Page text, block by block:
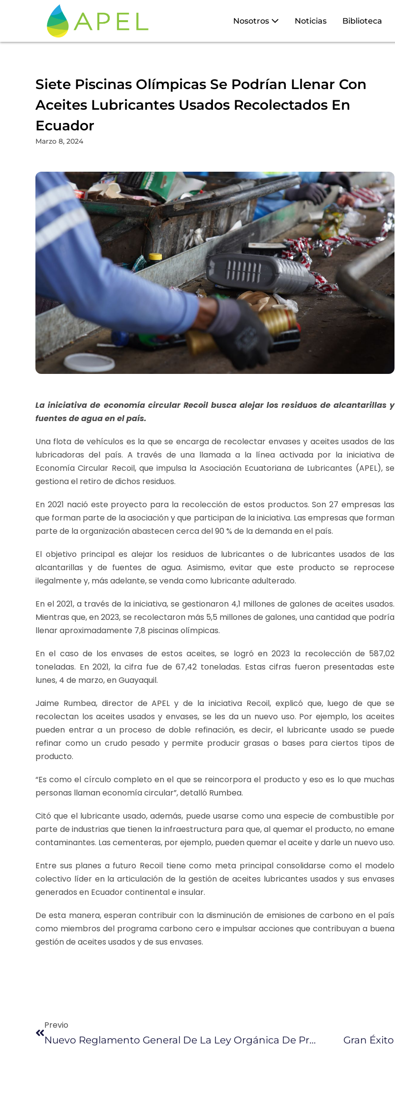
Nosotros Noticias Biblioteca
Siete Piscinas Olímpicas Se Podrían Llenar Con
Aceites Lubricantes Usados Recolectados En
Ecuador
Marzo 8, 2024
La iniciativa de economía circular Recoil busca alejar los residuos de alcantarillas y
fuentes de agua en el país.
Una flota de vehículos es la que se encarga de recolectar envases y aceites usados de las
lubricadoras del país. A través de una llamada a la línea activada por la iniciativa de
Economía Circular Recoil, que impulsa la Asociación Ecuatoriana de Lubricantes (APEL), se
gestiona el retiro de dichos residuos.
En 2021 nació este proyecto para la recolección de estos productos. Son 27 empresas las
que forman parte de la asociación y que participan de la iniciativa. Las empresas que forman
parte de la organización abastecen cerca del 90 % de la demanda en el país.
El objetivo principal es alejar los residuos de lubricantes o de lubricantes usados de las
alcantarillas y de fuentes de agua. Asimismo, evitar que este producto se reprocese
ilegalmente y, más adelante, se venda como lubricante adulterado.
En el 2021, a través de la iniciativa, se gestionaron 4,1 millones de galones de aceites usados.
Mientras que, en 2023, se recolectaron más 5,5 millones de galones, una cantidad que podría
llenar aproximadamente 7,8 piscinas olímpicas.
En el caso de los envases de estos aceites, se logró en 2023 la recolección de 587,02
toneladas. En 2021, la cifra fue de 67,42 toneladas. Estas cifras fueron presentadas este
lunes, 4 de marzo, en Guayaquil.
Jaime Rumbea, director de APEL y de la iniciativa Recoil, explicó que, luego de que se
recolectan los aceites usados y envases, se les da un nuevo uso. Por ejemplo, los aceites
pueden entrar a un proceso de doble refinación, es decir, el lubricante usado se puede
refinar como un crudo pesado y permite producir grasas o bases para ciertos tipos de
producto.
“Es como el círculo completo en el que se reincorpora el producto y eso es lo que muchas
personas llaman economía circular”, detalló Rumbea.
Citó que el lubricante usado, además, puede usarse como una especie de combustible por
parte de industrias que tienen la infraestructura para que, al quemar el producto, no emane
contaminantes. Las cementeras, por ejemplo, pueden quemar el aceite y darle un nuevo uso.
Entre sus planes a futuro Recoil tiene como meta principal consolidarse como el modelo
colectivo líder en la articulación de la gestión de aceites lubricantes usados y sus envases
generados en Ecuador continental e insular.
De esta manera, esperan contribuir con la disminución de emisiones de carbono en el país
como miembros del programa carbono cero e impulsar acciones que contribuyan a buena
gestión de aceites usados y de sus envases.
Previo
Nuevo Reglamento General De La Ley Orgánica De Protección De Datos Personales